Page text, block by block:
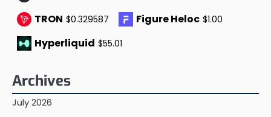
TRON $0.329587 Figure Heloc $1.00
Hyperliquid $55.01
Archives
July 2026